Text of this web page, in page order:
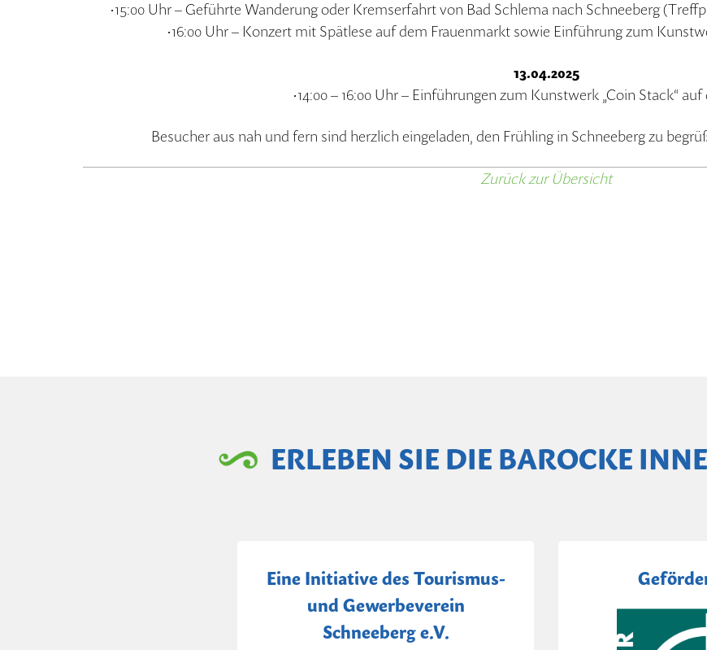
•15:00 Uhr – Geführte Wanderung oder Kremserfahrt von Bad Schlema nach Schneeberg
•16:00 Uhr – Konzert mit Spätlese auf dem Frauenmarkt sowie Einführung zum
13.04.2025
•14:00 – 16:00 Uhr – Einführungen zum Kunstwerk „Coin Stack“
Besucher aus nah und fern sind herzlich eingeladen, den Frühling in Schneeberg zu
Zurück zur Übersicht
ERLEBEN SIE DIE BAROCKE
Eine Initiative des Tourismus-
und Gewerbeverein
Schneeberg e.V.